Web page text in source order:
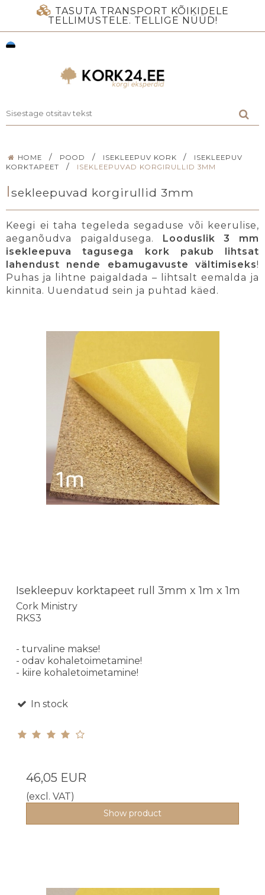
TASUTA TRANSPORT KÕIKIDELE
TELLIMUSTELE. TELLIGE NÜÜD!
HOME / POOD / ISEKLEEPUV KORK /
ISEKLEEPUV
KORKTAPEET
/ ISEKLEEPUVAD KORGIRULLID 3MM
Isekleepuvad korgirullid 3mm
Keegi ei taha tegeleda segaduse või keerulise,
aeganõudva paigaldusega.
Looduslik 3 mm
isekleepuva tagusega kork pakub lihtsat
lahendust nende ebamugavuste vältimiseks!
Puhas ja lihtne paigaldada – lihtsalt eemalda ja
kinnita. Uuendatud sein ja puhtad käed.
Isekleepuv korktapeet rull 3mm x 1m x 1m
Cork Ministry
RKS3
- turvaline makse!
- odav kohaletoimetamine!
- kiire kohaletoimetamine!
In stock
46,05 EUR
(excl. VAT)
Show product